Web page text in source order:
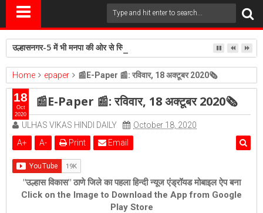
उल्हासनगर-5 में भी मनपा की ओर से स्विमिंग पुल सुविधा हो- शेरी लुंड
Home epaper 📰E-Paper 📰: रविवार, 18 अक्टूबर 2020🗞
📰E-Paper 📰: रविवार, 18 अक्टूबर 2020🗞
ULHAS VIKAS HINDI DAILY
October 18, 2020
A+ A- Print Email
"उल्हास विकास" ठाणे जिले का पहला हिन्दी न्यूज एंड्रॉयड मोबाइल ऐप बना
Click on the Image to Download the App from Google
Play Store
18
Oct
2020